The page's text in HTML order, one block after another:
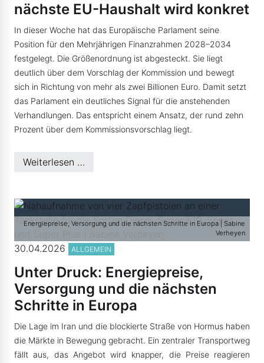
nächste EU-Haushalt wird konkret
In dieser Woche hat das Europäische Parlament seine
Position für den Mehrjährigen Finanzrahmen 2028–2034
festgelegt. Die Größenordnung ist abgesteckt. Sie liegt
deutlich über dem Vorschlag der Kommission und bewegt
sich in Richtung von mehr als zwei Billionen Euro. Damit setzt
das Parlament ein deutliches Signal für die anstehenden
Verhandlungen. Das entspricht einem Ansatz, der rund zehn
Prozent über dem Kommissionsvorschlag liegt.
Weiterlesen …
Energiepreise, Versorgung und die nächsten Schritte in Europa | Sabine
Verheyen
30.04.2026 ALLGEMEIN
Unter Druck: Energiepreise,
Versorgung und die nächsten
Schritte in Europa
Die Lage im Iran und die blockierte Straße von Hormus haben
die Märkte in Bewegung gebracht. Ein zentraler Transportweg
fällt aus, das Angebot wird knapper, die Preise reagieren